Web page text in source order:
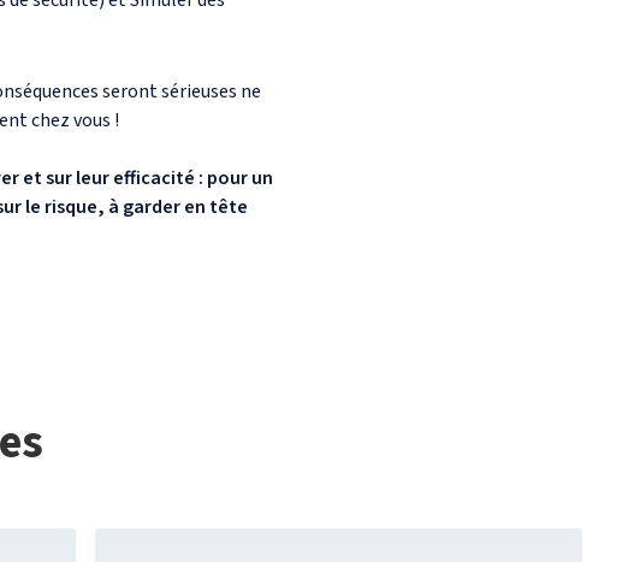
seront sérieuses ne
chez vous !
et sur leur efficacité : pour un
le risque, à garder en tête